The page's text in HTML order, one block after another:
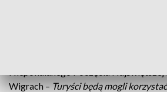
Wigrach –Turyści będą mogli